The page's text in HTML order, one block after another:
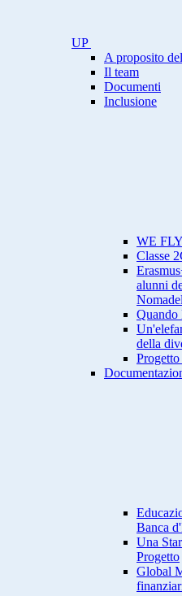
UP
A proposito
Il team
Documenti
Inclusione
WE
Classe
alunni
Quando
della
Banca
Una
Progetto
Global